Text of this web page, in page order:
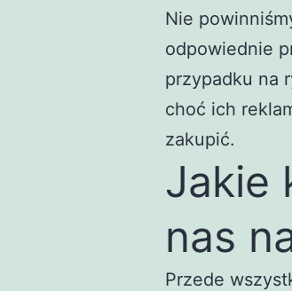
Nie
odpowiednie
przypadku na
choć ich
zakupić.
Jakie
nas
Przede